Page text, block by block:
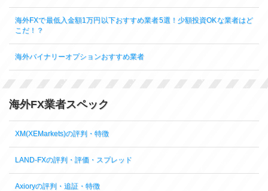
海外FXで最低入金額1万円以下おすすめ業者5選！少額投資OKな業者はど
こだ！？
海外バイナリーオプションおすすめ業者
海外FX業者スペック
XM(XEMarkets)の評判・特徴
LAND-FXの評判・評価・スプレッド
Axioryの評判・追証・特徴